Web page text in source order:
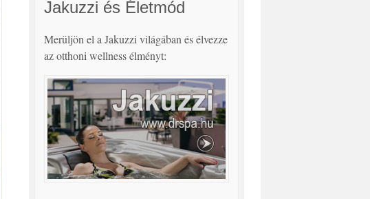
Jakuzzi és Életmód
Merüljön el a Jakuzzi világában és élvezze
az otthoni wellness élményt: